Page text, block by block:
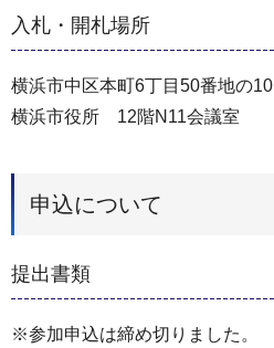
入札・開札場所
横浜市中区本町6丁目50番地の10
横浜市役所 12階N11会議室
申込について
提出書類
※参加申込は締め切りました。